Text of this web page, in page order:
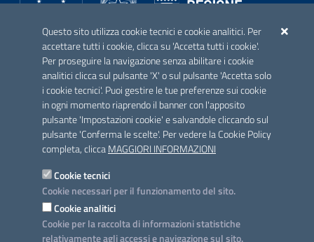
Questo sito utilizza cookie tecnici e cookie analitici. Per
accettare tutti i cookie, clicca su 'Accetta tutti i cookie'.
Per proseguire la navigazione senza abilitare i cookie
analitici clicca sul pulsante 'X' o sul pulsante 'Accetta solo
i cookie tecnici'. Puoi gestire le tue preferenze sui cookie
in ogni momento riaprendo il banner con l'apposito
pulsante 'Impostazioni cookie' e salvandole cliccando sul
pulsante 'Conferma le scelte'. Per vedere la Cookie Policy
completa, cliccaMAGGIORI INFORMAZIONI
Cookie tecnici
Cookie necessari per il funzionamento del sito.
Cookie analitici
Cookie per la raccolta di informazioni statistiche
relativamente agli accessi e navigazione sul sito.
CONTATTI E INDIRIZZI
Lungomare N. Sauro, 33 - 70121 Bari
Via G. Gentile, 52 - 70126 Bari
ASSISTENZA TECNICA
Email: assistenza_egov@regione.puglia.it
Elenco PEC
Rubrica
SEGUICI SU
Facebook
Youtube Instagram